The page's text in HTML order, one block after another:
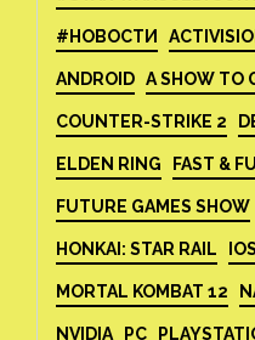
#НОВОСТИ
ANDROID A SHOW TO
COUNTER-STRIKE 2
ELDEN RING FAST &
FUTURE GAMES SHOW
HONKAI: STAR RAIL IOS
MORTAL KOMBAT 12
NVIDIA PC